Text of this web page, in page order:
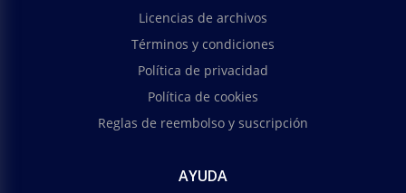
Licencias de archivos
Términos y condiciones
Política de privacidad
Política de cookies
Reglas de reembolso y suscripción
AYUDA